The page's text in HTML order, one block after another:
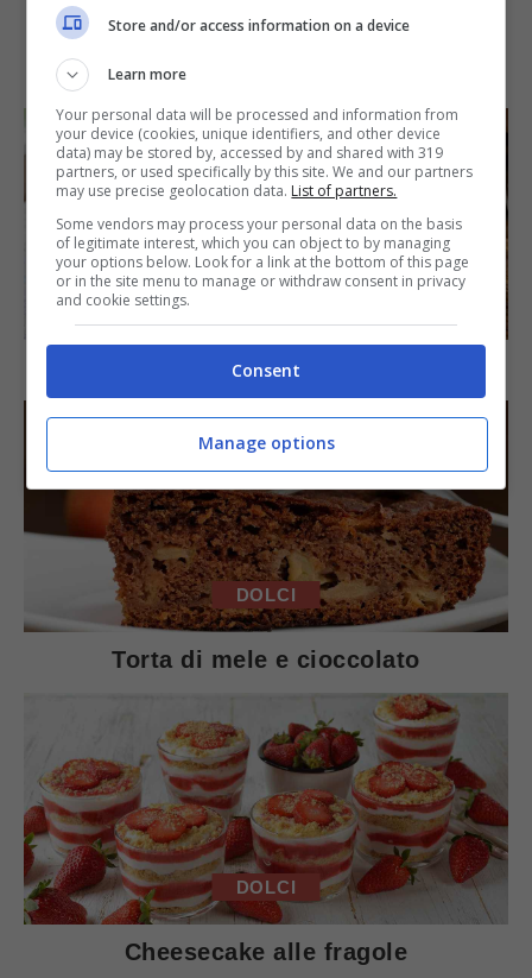
SECONDI PIATTI
Arista di maiale al latte
DOLCI
Torta di mele e cioccolato
DOLCI
Cheesecake alle fragole
Store and/or access information on a device
Learn more
Your personal data will be processed and information from
your device (cookies, unique identifiers, and other device
data) may be stored by, accessed by and shared with 319
partners, or used specifically by this site. We and our partners
may use precise geolocation data. List of partners.
Some vendors may process your personal data on the basis
of legitimate interest, which you can object to by managing
your options below. Look for a link at the bottom of this page
or in the site menu to manage or withdraw consent in privacy
and cookie settings.
Consent
Manage options